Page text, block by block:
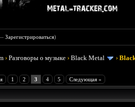
Зарегистрироваться)
›Разговоры о музыке ›Black Metal ›
1 2 3 4 5 Следующая »